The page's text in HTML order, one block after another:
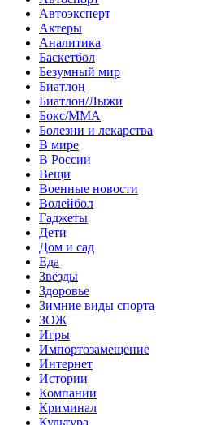
Автоэксперт
Актеры
Аналитика
Баскетбол
Безумный мир
Биатлон
Биатлон/Лыжи
Бокс/MMA
Болезни и лекарства
В мире
В России
Вещи
Военные новости
Волейбол
Гаджеты
Дети
Дом и сад
Еда
Звёзды
Здоровье
Зимние виды спорта
ЗОЖ
Игры
Импортозамещение
Интернет
Истории
Компании
Криминал
Культура